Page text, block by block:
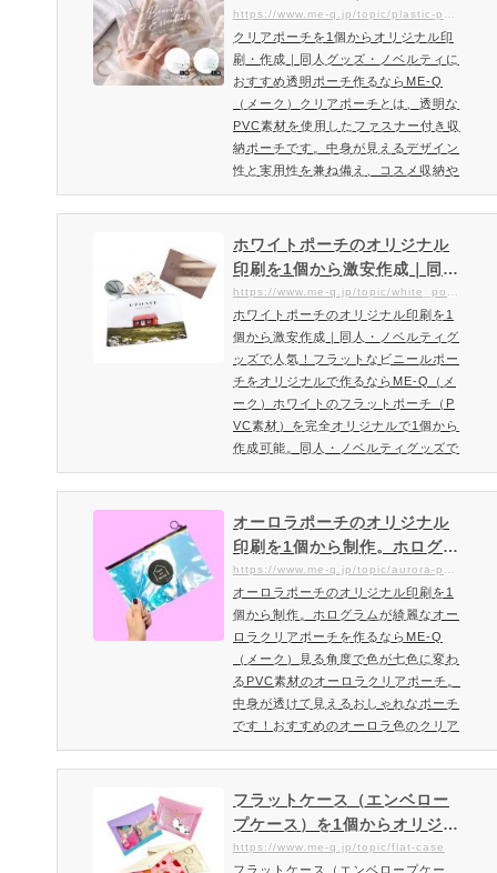
を解決してくれるのがエコバッグケー
4より少し大きめ）のエコバッグ…
ズ・ノベルティにおすすめ透
明ポーチ作るならME-Q（メー
ク）【制作ガイド】
https://www.me-q.jp/topic/plastic-pouch
クリアポーチを1個からオリジナル印
刷・作成｜同人グッズ・ノベルティに
おすすめ透明ポーチ作るならME-Q
（メーク）クリアポーチとは、透明な
PVC素材を使用したファスナー付き収
納ポーチです。中身が見えるデザイン
性と実用性を兼ね備え、コスメ収納や
イベントグッズ、ノベルティ用途まで
幅広く活用されています。本ページで
は、1個から制作できるオリジナルプ
リント対応クリアポーチの仕様や印刷
方法、注意点まで詳しく解説します。
リアポーチを格安でオリジナル…
ホワイトポーチのオリジナル
印刷を1個から激安作成｜同
人・ノベルティグッズで人
気！フラットなビニールポー
チをオリジナルで作るならME
-Q（メーク）
https://www.me-q.jp/topic/white_pouch
ホワイトポーチのオリジナル印刷を1
個から激安作成｜同人・ノベルティグ
ッズで人気！フラットなビニールポー
チをオリジナルで作るならME-Q（メ
ーク）ホワイトのフラットポーチ（P
VC素材）を完全オリジナルで1個から
作成可能。同人・ノベルティグッズで
おすすめのホワイトポーチ登場！オリ
ジナルビニールポーチにホワイトカラ
ーのポーチが新登場！ホワイトポーチ
は、様々な用途でご利用いただける同
人・ノベルティでも人気のオリジナル
オーロラポーチのオリジナル
印刷を1個から制作。ホログラ
ムが綺麗なオーロラクリアポ
ーチを作るならME-Q（メー
ク）
https://www.me-q.jp/topic/aurora-pouch
オーロラポーチのオリジナル印刷を1
個から制作。ホログラムが綺麗なオー
ロラクリアポーチを作るならME-Q
（メーク）見る角度で色が七色に変わ
るPVC素材のオーロラクリアポーチ。
中身が透けて見えるおしゃれなポーチ
です！おすすめのオーロラ色のクリア
ポーチを1個から作成！オーロラポー
チのオリジナル制作・印刷ならME-Q
（メーク）女性に人気のオーロラカラ
ーのかわいいポーチ！小物の収納にも
最適でお出かけ用や自宅用にも便利な
フラットケース（エンベロー
プケース）を1個からオリジナ
ル印刷・作成できるME-Q（メ
https://www.me-q.jp/topic/flat-case
フラットケース（エンベロープケー